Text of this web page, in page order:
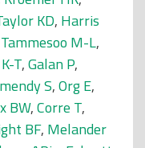
KD, Harris
Tammesoo M-L,
T,Galan P,
S,Org E,
BW,Corre T,
BF, Melander